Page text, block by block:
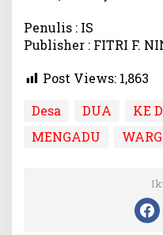
Penulis : IS
Publisher : FITRI F.
Post Views: 1,863
Desa
DUA KE
MENGADU